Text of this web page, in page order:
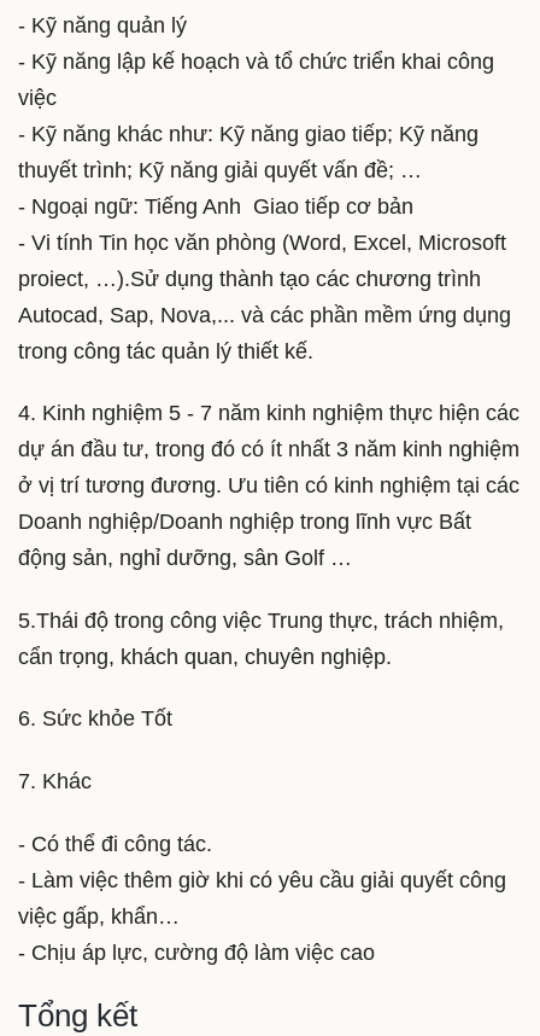
- Kỹ năng quản lý
- Kỹ năng lập kế hoạch và tổ chức triển khai công
việc
- Kỹ năng khác như: Kỹ năng giao tiếp; Kỹ năng
thuyết trình; Kỹ năng giải quyết vấn đề; …
- Ngoại ngữ: Tiếng Anh Giao tiếp cơ bản
- Vi tính Tin học văn phòng (Word, Excel, Microsoft
proiect, …).Sử dụng thành tạo các chương trình
Autocad, Sap, Nova,... và các phần mềm ứng dụng
trong công tác quản lý thiết kế.
4. Kinh nghiệm 5 - 7 năm kinh nghiệm thực hiện các
dự án đầu tư, trong đó có ít nhất 3 năm kinh nghiệm
ở vị trí tương đương. Ưu tiên có kinh nghiệm tại các
Doanh nghiệp/Doanh nghiệp trong lĩnh vực Bất
động sản, nghỉ dưỡng, sân Golf …
5.Thái độ trong công việc Trung thực, trách nhiệm,
cẩn trọng, khách quan, chuyên nghiệp.
6. Sức khỏe Tốt
7. Khác
- Có thể đi công tác.
- Làm việc thêm giờ khi có yêu cầu giải quyết công
việc gấp, khẩn…
- Chịu áp lực, cường độ làm việc cao
Tổng kết